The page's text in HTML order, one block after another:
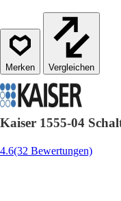
Vergleichen
Kaiser 1555-04
4.6(32 Bewertungen)